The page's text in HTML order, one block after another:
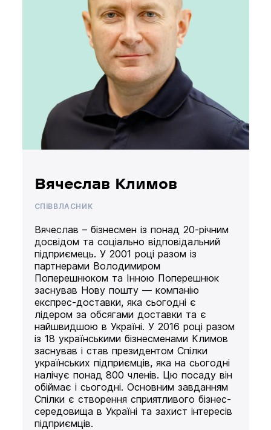
Вячеслав Климов
СПІВВЛАСНИК
Вячеслав – бізнесмен із понад 20-річним
досвідом та соціально відповідальний
підприємець. У 2001 році разом із
партнерами Володимиром
Поперешнюком та Інною Поперешнюк
заснував Нову пошту — компанію
експрес-доставки, яка сьогодні є
лідером за обсягами доставки та є
найшвидшою в Україні. У 2016 році разом
із 18 українськими бізнесменами Климов
заснував і став президентом Спілки
українських підприємців, яка на сьогодні
налічує понад 800 членів. Цю посаду він
обіймає і сьогодні. Основним завданням
Спілки є створення сприятливого бізнес-
середовища в Україні та захист інтересів
підприємців.